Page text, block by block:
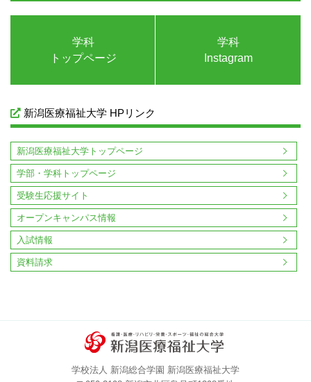
学科
トップページ
学科
Instagram
新潟医療福祉大学 HPリンク
新潟医療福祉大学トップページ
学部・学科トップページ
受験生応援サイト
オープンキャンパス情報
入試情報
資料請求
学校法人 新潟総合学園 新潟医療福祉大学